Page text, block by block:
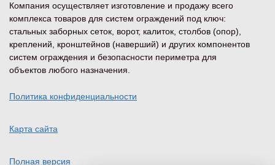
Компания осуществляет изготовление и продажу всего
комплекса товаров для систем ограждений под ключ:
стальных заборных сеток, ворот, калиток, столбов (опор),
креплений, кронштейнов (наверший) и других компонентов
систем ограждения и безопасности периметра для
объектов любого назначения.
Политика конфиденциальности
Карта сайта
Полная версия